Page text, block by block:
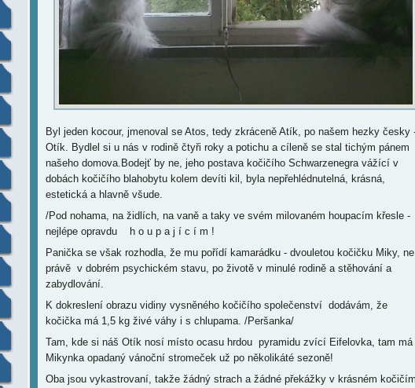
Byl jeden kocour, jmenoval se Atos, tedy zkráceně Atík, po našem hezky česky
Otík. Bydlel si u nás v rodině čtyři roky a potichu a cíleně se stal tichým pánem
našeho domova.Bodejť by ne, jeho postava kočičího Schwarzenegra vážící v
dobách kočičího blahobytu kolem devíti kil, byla nepřehlédnutelná, krásná,
estetická a hlavně všude.
/Pod nohama, na židlích, na vaně a taky ve svém milovaném houpacím křesle -
nejlépe opravdu h o u p a j í c í m !
Panička se však rozhodla, že mu pořídí kamarádku - dvouletou kočičku Miky, ne
právě v dobrém psychickém stavu, po životě v minulé rodině a stěhování a
zabydlování.
K dokreslení obrazu vidiny vysněného kočičího společenství dodávám, že
kočička má 1,5 kg živé váhy i s chlupama. /Peršanka/
Tam, kde si náš Otík nosí místo ocasu hrdou pyramidu zvící Eifelovka, tam má
Mikynka opadaný vánoční stromeček už po několikáté sezoně!
Oba jsou vykastrovaní, takže žádný strach a žádné překážky v krásném